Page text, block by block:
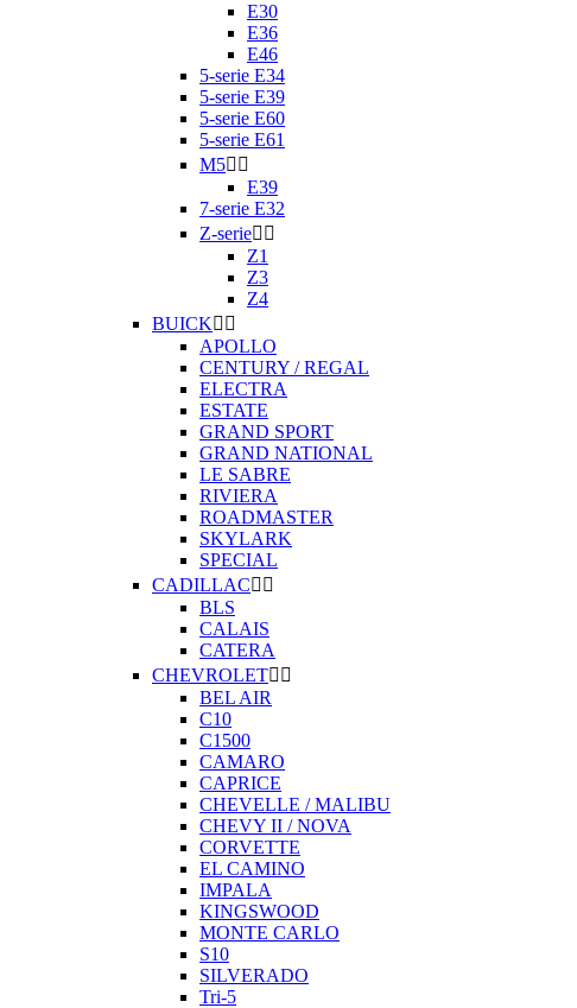
E30
E36
E46
5-serie E34
5-serie E39
5-serie E60
5-serie E61
M5 
E39
7-serie E32
Z-serie 
Z1
Z3
Z4
BUICK 
APOLLO
CENTURY / REGAL
ELECTRA
ESTATE
GRAND SPORT
GRAND NATIONAL
LE SABRE
RIVIERA
ROADMASTER
SKYLARK
SPECIAL
CADILLAC 
BLS
CALAIS
CATERA
CHEVROLET 
BEL AIR
C10
C1500
CAMARO
CAPRICE
CHEVELLE / MALIBU
CHEVY II / NOVA
CORVETTE
EL CAMINO
IMPALA
KINGSWOOD
MONTE CARLO
S10
SILVERADO
Tri-5